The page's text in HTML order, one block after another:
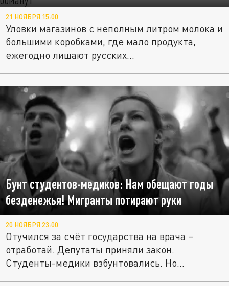
21 НОЯБРЯ 15:00
Уловки магазинов с неполным литром молока и
большими коробками, где мало продукта,
ежегодно лишают русских...
Бунт студентов-медиков: Нам обещают годы
безденежья! Мигранты потирают руки
20 НОЯБРЯ 23:00
Отучился за счёт государства на врача –
отработай. Депутаты приняли закон.
Студенты-медики взбунтовались. Но...